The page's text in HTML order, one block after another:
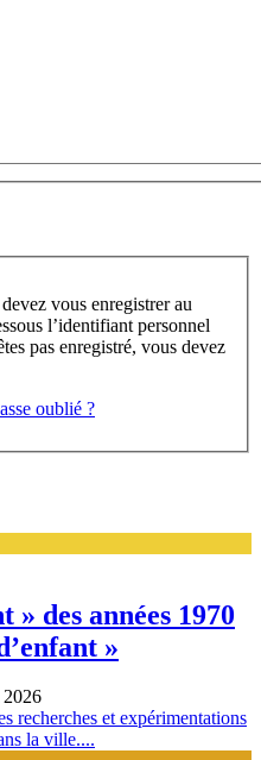
oublié ?
» des années 1970
»
recherches et expérimentations
la ville....